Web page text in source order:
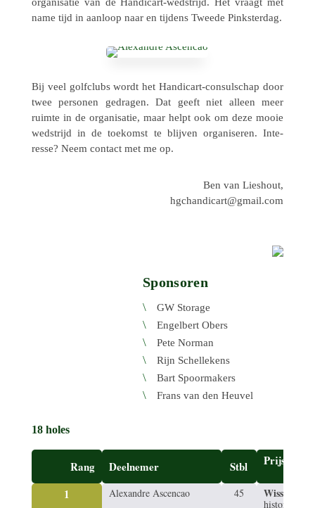
name tijd in aanloop naar en tijdens Tweede Pinksterdag.
Bij veel golf­clubs wordt het Handi­cart-consul­schap door
twee perso­nen gedra­gen. Dat geeft niet alleen meer
ruimte in de orga­ni­sa­tie, maar helpt ook om deze mooie
wedstrijd in de toekomst te blijven orga­ni­se­ren. Inte­
resse? Neem contact met me op.
Ben van Lies­hout,
moc.liamg
@tracidnahcgh
Sponsoren
GW Storage
Engel­bert Obers
Pete Norman
Rijn Schel­le­kens
Bart Spoor­ma­kers
Frans van den Heuvel
18 holes
Rang Deel­ne­mer Stbl Prijs
1 Alexan­dre Ascencao 45
histo­ri­sche